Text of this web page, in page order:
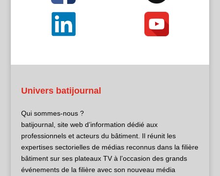
Univers batijournal
Qui sommes-nous ?
batijournal, site web d’information dédié aux
professionnels et acteurs du bâtiment. Il réunit les
expertises sectorielles de médias reconnus dans la filière
bâtiment sur ses plateaux TV à l’occasion des grands
événements de la filière avec son nouveau média